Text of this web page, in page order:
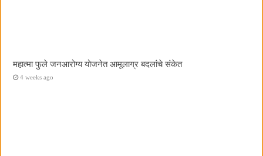
महात्मा फुले जनआरोग्य योजनेत आमूलाग्र बदलांचे संकेत
4 weeks ago